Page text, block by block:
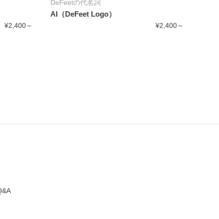
¥2,400～
DeFeetの代名詞
AI（DeFeet Logo）
¥2,400～